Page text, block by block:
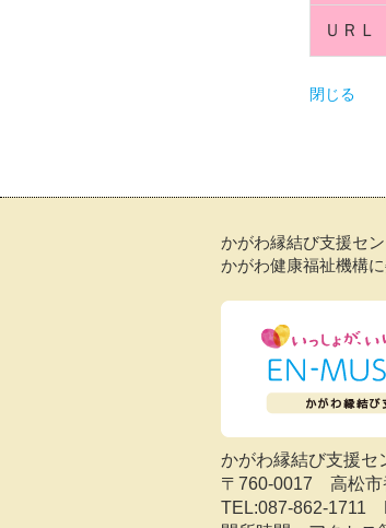
ＵＲＬ
閉じる
かがわ縁結び支援セ
かがわ健康福祉機構
かがわ縁結び支援セ
〒760-0017 高松市
TEL:087-862-1711